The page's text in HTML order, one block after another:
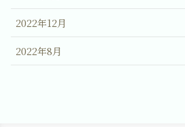
2022年12月
2022年8月